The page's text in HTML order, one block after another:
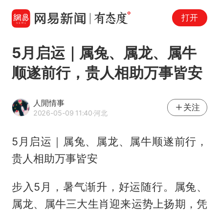
打开
5月启运｜属兔、属龙、属牛
顺遂前行，贵人相助万事皆安
人閒情事
2026-05-09 11:40·河北
关注
5月启运｜属兔、属龙、属牛顺遂前行，
贵人相助万事皆安
步入5月，暑气渐升，好运随行。属兔、
属龙、属牛三大生肖迎来运势上扬期，凭